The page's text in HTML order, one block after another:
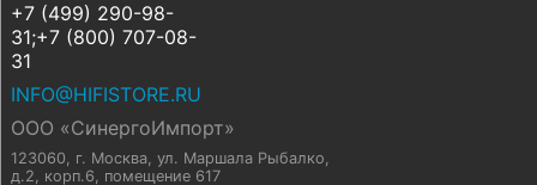
+7 (499) 290-98-
31;+7 (800) 707-08-
31
INFO@HIFISTORE.RU
ООО «СинергоИмпорт»
123060, г. Москва, ул. Маршала Рыбалко,
д.2, корп.6, помещение 617